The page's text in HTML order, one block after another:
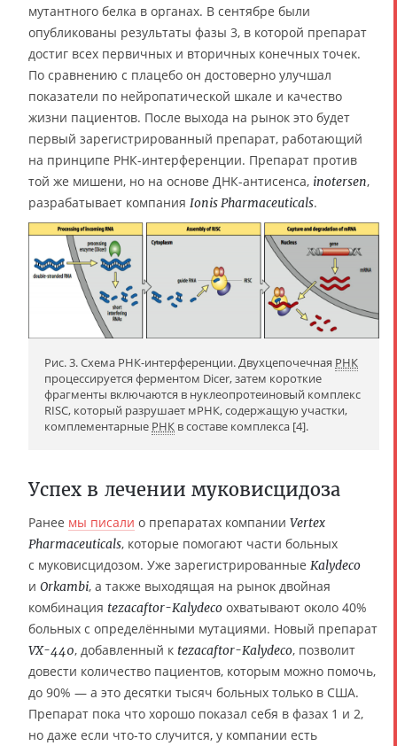
мутантного белка в органах. В сентябре были
опубликованы результаты фазы 3, в которой препарат
достиг всех первичных и вторичных конечных точек.
По сравнению с плацебо он достоверно улучшал
показатели по нейропатической шкале и качество
жизни пациентов. После выхода на рынок это будет
первый зарегистрированный препарат, работающий
на принципе РНК-интерференции. Препарат против
той же мишени, но на основе ДНК-антисенса, inotersen,
разрабатывает компания Ionis Pharmaceuticals.
Рис. 3. Схема РНК-интерференции. Двухцепочечная РНК
процессируется ферментом Dicer, затем короткие
фрагменты включаются в нуклеопротеиновый комплекс
RISC, который разрушает мРНК, содержащую участки,
комплементарные РНК в составе комплекса [4].
Успех в лечении муковисцидоза
Ранее мы писали о препаратах компании Vertex
Pharmaceuticals, которые помогают части больных
с муковисцидозом. Уже зарегистрированные Kalydeco
и Orkambi, а также выходящая на рынок двойная
комбинация tezacaftor-Kalydeco охватывают около 40%
больных с определёнными мутациями. Новый препарат
VX-440, добавленный к tezacaftor-Kalydeco, позволит
довести количество пациентов, которым можно помочь,
до 90% — а это десятки тысяч больных только в США.
Препарат пока что хорошо показал себя в фазах 1 и 2,
но даже если что-то случится, у компании есть